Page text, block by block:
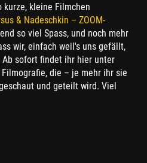
kleine Filmchen
& Nadeschkin – ZOOM-
so viel Spass, und noch mehr
wir, einfach weil's uns gefällt,
sofort findet ihr hier unter
die – je mehr ihr sie
und geteilt wird. Viel